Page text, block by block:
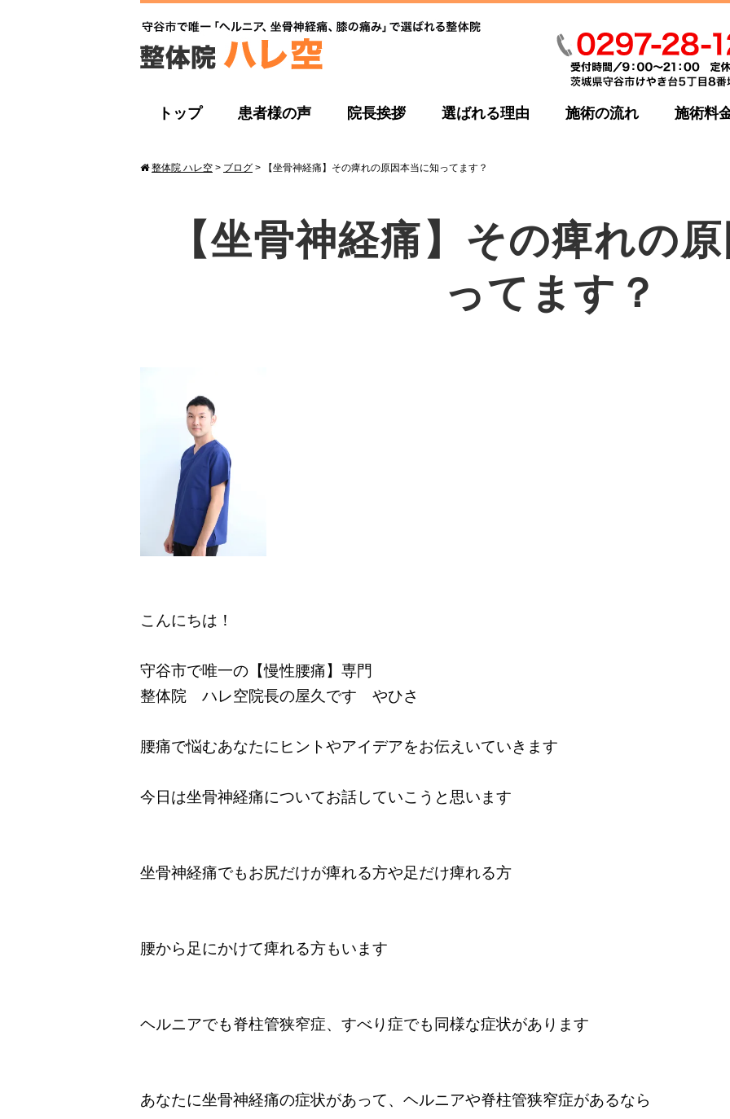
トップ 患者様の声 院長挨拶 選ばれる理由 施術の流れ 施術料
整体院 ハレ空 > ブログ > 【坐骨神経痛】その痺れの原因本当に知ってます？
【坐骨神経痛】その痺れの
ってます？
こんにちは！
守谷市で唯一の【慢性腰痛】専門
整体院 ハレ空院長の屋久です やひさ
腰痛で悩むあなたにヒントやアイデアをお伝えいていきます
今日は坐骨神経痛についてお話していこうと思います
坐骨神経痛でもお尻だけが痺れる方や足だけ痺れる方
腰から足にかけて痺れる方もいます
ヘルニアでも脊柱管狭窄症、すべり症でも同様な症状があります
あなたに坐骨神経痛の症状があって、ヘルニアや脊柱管狭窄症があるなら